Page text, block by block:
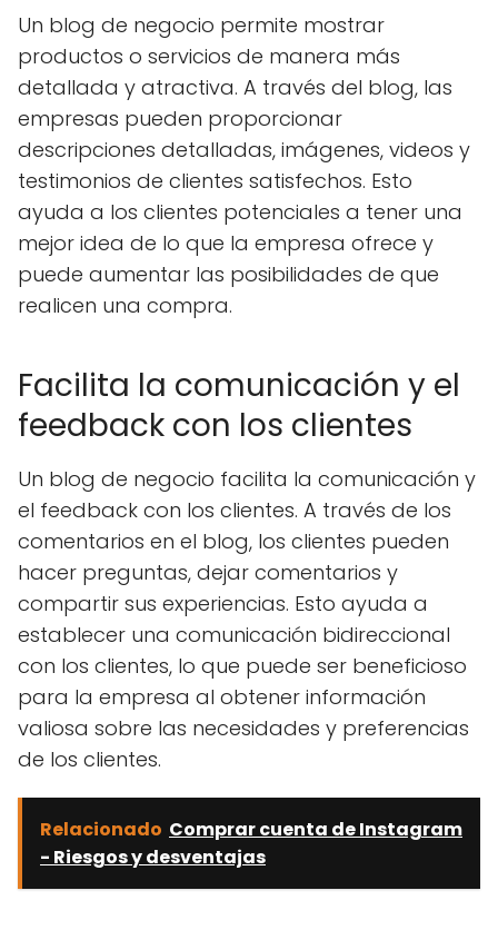
Un blog de negocio permite mostrar
productos o servicios de manera más
detallada y atractiva. A través del blog, las
empresas pueden proporcionar
descripciones detalladas, imágenes, videos y
testimonios de clientes satisfechos. Esto
ayuda a los clientes potenciales a tener una
mejor idea de lo que la empresa ofrece y
puede aumentar las posibilidades de que
realicen una compra.
Facilita la comunicación y el
feedback con los clientes
Un blog de negocio facilita la comunicación y
el feedback con los clientes. A través de los
comentarios en el blog, los clientes pueden
hacer preguntas, dejar comentarios y
compartir sus experiencias. Esto ayuda a
establecer una comunicación bidireccional
con los clientes, lo que puede ser beneficioso
para la empresa al obtener información
valiosa sobre las necesidades y preferencias
de los clientes.
Relacionado Comprar cuenta de Instagram
- Riesgos y desventajas